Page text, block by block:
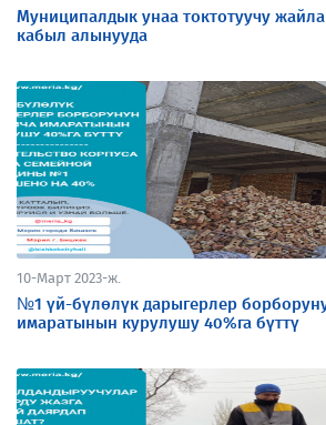
Муниципалдык унаа токтотуучу
кабыл алынууда
10-Март 2023-ж.
№1 үй-бүлөлүк дарыгерлер
имаратынын курулушу 40%га бүттү